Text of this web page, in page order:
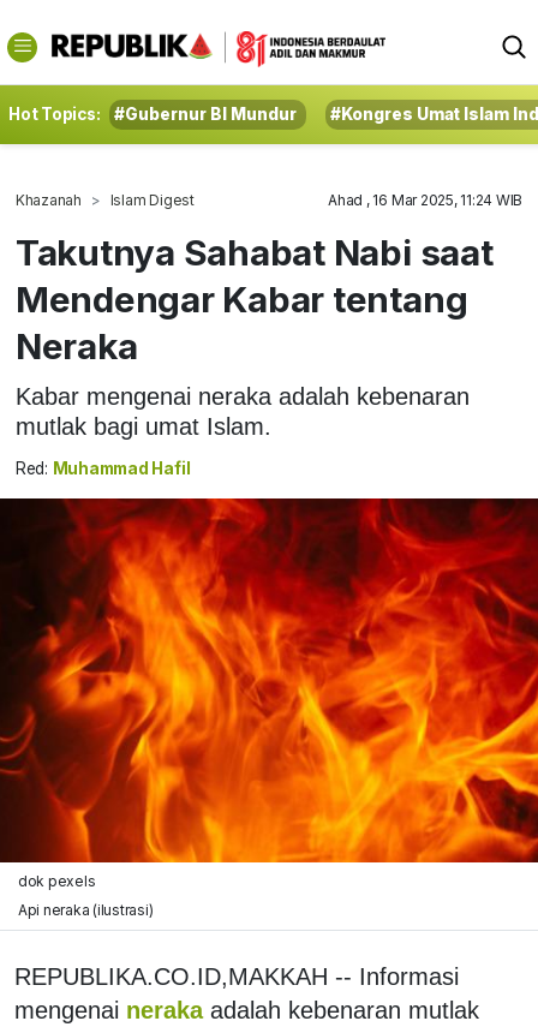
Hot Topics: #Gubernur BI Mundur #Kongres Umat Islam
Khazanah Islam Digest Ahad , 16 Mar 2025, 11:24 WIB
Takutnya Sahabat Nabi saat
Mendengar Kabar tentang
Neraka
Kabar mengenai neraka adalah kebenaran
mutlak bagi umat Islam.
Red: Muhammad Hafil
dok pexels
Api neraka (ilustrasi)
REPUBLIKA.CO.ID,MAKKAH -- Informasi
mengenai neraka adalah kebenaran mutlak